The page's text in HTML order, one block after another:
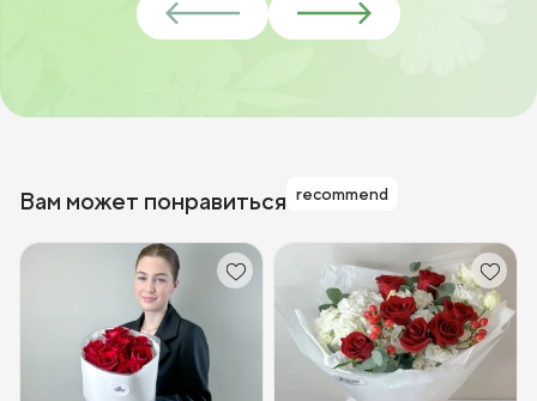
Вам может понравиться recommend